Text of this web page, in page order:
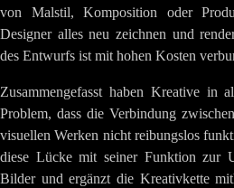
von Malstil, Komposition oder
Designer alles neu zeichnen und
des Entwurfs ist mit hohen Kosten
Zusammengefasst haben Kreative in
Problem, dass die Verbindung
visuellen Werken nicht reibungslos
diese Lücke mit seiner Funktion zur
Bilder und ergänzt die Kreativkette